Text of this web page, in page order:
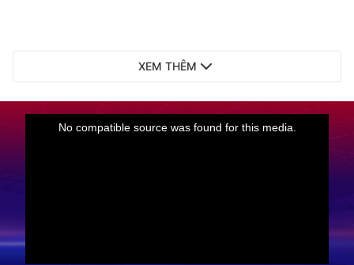
XEM THÊM